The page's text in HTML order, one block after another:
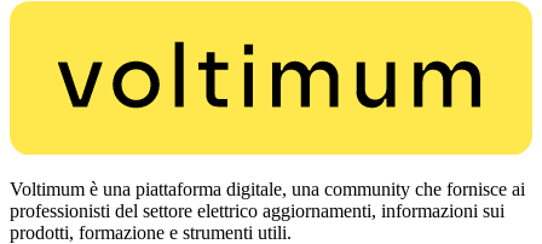
Voltimum è una piattaforma digitale, una community che fornisce ai
professionisti del settore elettrico aggiornamenti, informazioni sui
prodotti, formazione e strumenti utili.